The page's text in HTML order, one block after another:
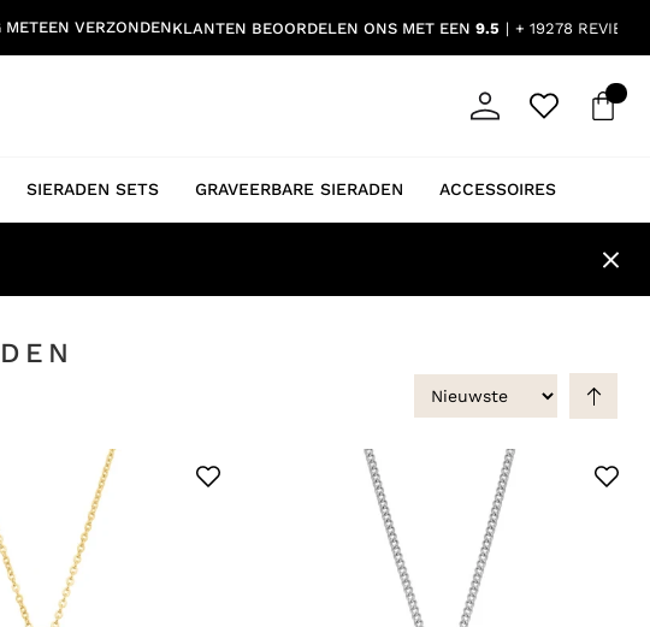
VERZONDENKLANTEN BEOORDELEN ONS MET EEN 9.5 + 19278 REVIEWS
SIERADEN SETS GRAVEERBARE SIERADEN ACCESSOIRES